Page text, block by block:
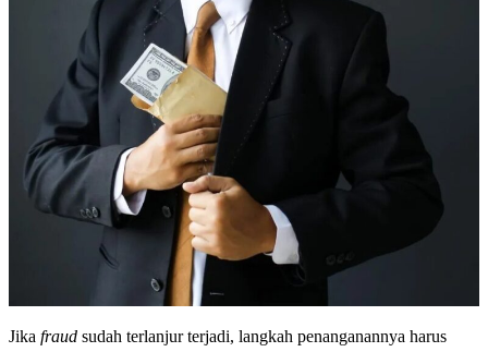
Jika fraud sudah terlanjur terjadi, langkah penanganannya harus